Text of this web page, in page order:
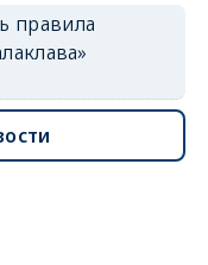
правила